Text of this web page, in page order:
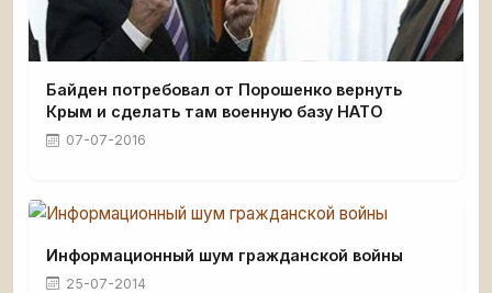
Байден потребовал от Порошенко вернуть
Крым и сделать там военную базу НАТО
07-07-2016
Информационный шум гражданской войны
25-07-2014